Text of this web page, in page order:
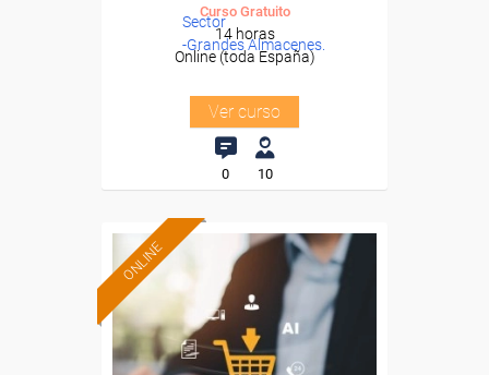
Sector
-Grandes Almacenes.
Curso Gratuito
14 horas
Online (toda España)
Ver curso
0 10
ONLINE